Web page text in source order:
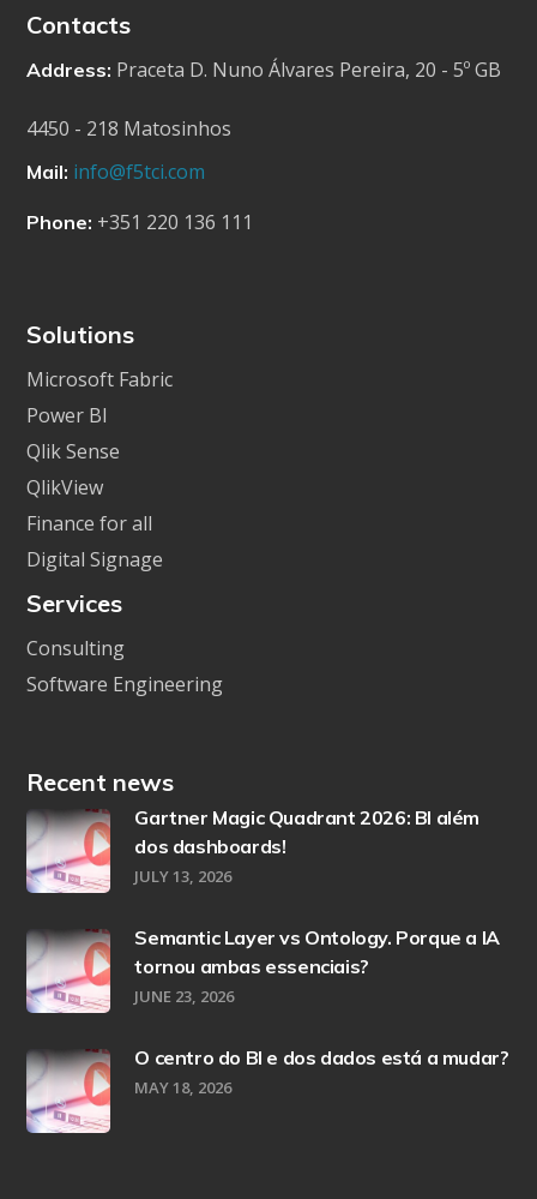
Contacts
Address: Praceta D. Nuno Álvares Pereira, 20 - 5º GB
4450 - 218 Matosinhos
Mail: info@f5tci.com
Phone: +351 220 136 111
Solutions
Microsoft Fabric
Power BI
Qlik Sense
QlikView
Finance for all
Digital Signage
Services
Consulting
Software Engineering
Recent news
Gartner Magic Quadrant 2026: BI além
dos dashboards!
JULY 13, 2026
Semantic Layer vs Ontology. Porque a IA
tornou ambas essenciais?
JUNE 23, 2026
O centro do BI e dos dados está a mudar?
MAY 18, 2026